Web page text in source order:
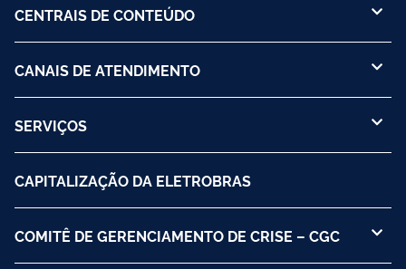
CENTRAIS DE CONTEÚDO
CANAIS DE ATENDIMENTO
SERVIÇOS
CAPITALIZAÇÃO DA ELETROBRAS
COMITÊ DE GERENCIAMENTO DE CRISE – CGC